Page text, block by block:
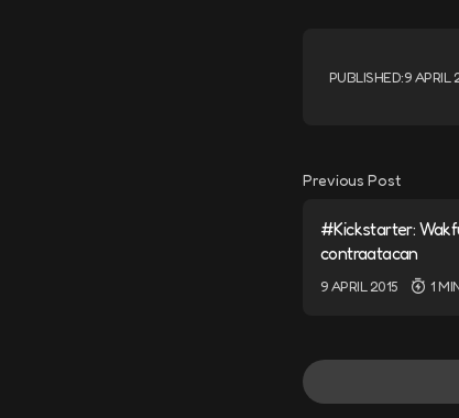
PUBLISHED:9 APRIL
Previous Post
#Kickstarter:
contraatacan
9 APRIL 2015 1